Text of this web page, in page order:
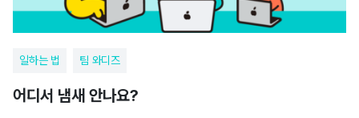
일하는 법 팀 와디즈
어디서 냄새 안나요?